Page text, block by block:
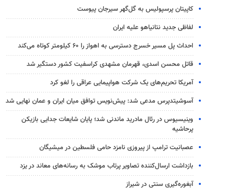
کاپیتان پرسپولیس به گل‌گهر سیرجان پیوست
لفاظی جدید نتانیاهو علیه ایران
احداث پل مسیر خسرج دسترسی به اهواز را ۶۰ کیلومتر کوتاه می‌کند
قاتل محسن اسدی، قهرمان مشهدی کراسفیت کشور دستگیر شد
آمریکا تحریم‌های یک شرکت هواپیمایی عراقی را لغو کرد
آسوشیتدپرس مدعی شد: پیش‌نویس توافق میان ایران و عمان نهایی شد
وینیسیوس در رئال مادرید ماندنی شد؛ پایان شایعات جدایی بازیکن
پرحاشیه
عصبانیت ترامپ از پیروزی نامزد حامی فلسطین در میشیگان
بازداشت ارسال‌کننده تصاویر پرتاب موشک به رسانه‌های معاند در یزد
آبغوره‌گیری سنتی در شیراز